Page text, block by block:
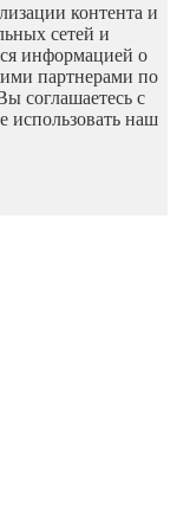
контента и
сетей и
информацией о
партнерами по
соглашаетесь с
использовать наш